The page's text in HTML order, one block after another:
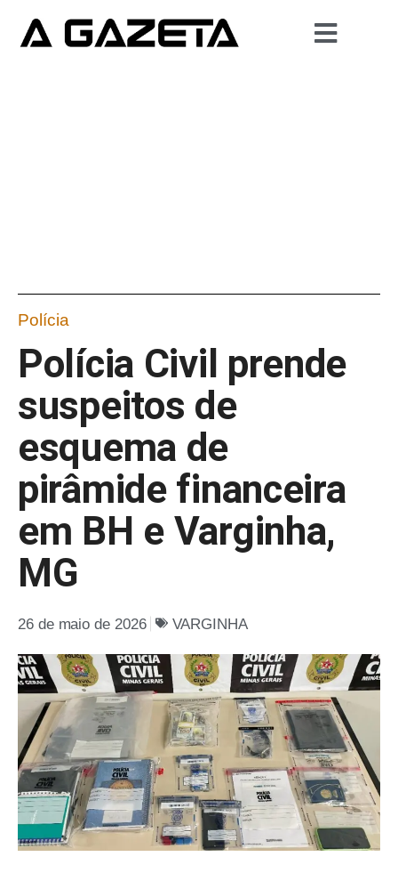
Polícia
Polícia Civil prende
suspeitos de
esquema de
pirâmide financeira
em BH e Varginha,
MG
26 de maio de 2026 VARGINHA